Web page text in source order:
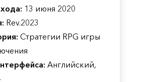
13 июня 2020
Rev.2023
Стратегии RPG игры
Английский,